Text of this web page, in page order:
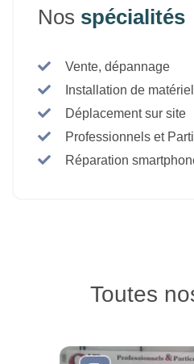
Nos spécialités
Vente, dépannage
Installation de
Déplacement sur site
Professionnels et
Réparation
Toutes